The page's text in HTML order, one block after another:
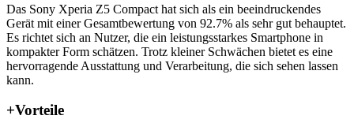
Das Sony Xperia Z5 Compact hat sich als ein beeindruckendes
Gerät mit einer Gesamtbewertung von 92.7% als sehr gut behauptet.
Es richtet sich an Nutzer, die ein leistungsstarkes Smartphone in
kompakter Form schätzen. Trotz kleiner Schwächen bietet es eine
hervorragende Ausstattung und Verarbeitung, die sich sehen lassen
kann.
+Vorteile